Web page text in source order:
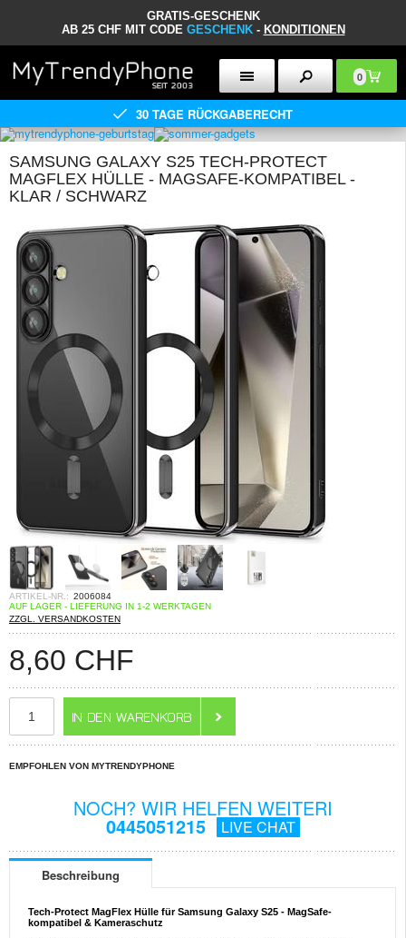
GRATIS-GESCHENK
AB 25 CHF MIT CODE GESCHENK- KONDITIONEN
0
30 TAGE RÜCKGABERECHT
SAMSUNG GALAXY S25 TECH-PROTECT
MAGFLEX HÜLLE - MAGSAFE-KOMPATIBEL -
KLAR / SCHWARZ
ARTIKEL-NR.: 2006084
AUF LAGER - LIEFERUNG IN 1-2 WERKTAGEN
ZZGL. VERSANDKOSTEN
8,60 CHF
EMPFOHLEN VON MYTRENDYPHONE
NOCH? WIR HELFEN WEITERI
0445051215 LIVE CHAT
Beschreibung
Tech-Protect MagFlex Hülle für Samsung Galaxy S25 - MagSafe-
kompatibel & Kameraschutz